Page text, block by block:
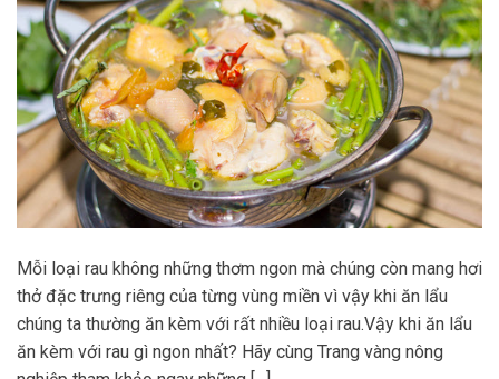
Mỗi loại rau không những thơm ngon mà chúng còn mang hơi
thở đặc trưng riêng của từng vùng miền vì vậy khi ăn lẩu
chúng ta thường ăn kèm với rất nhiều loại rau.Vậy khi ăn lẩu
ăn kèm với rau gì ngon nhất? Hãy cùng Trang vàng nông